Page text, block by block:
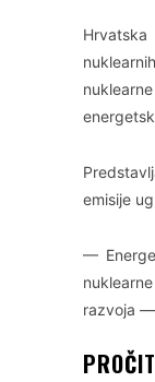
emisije
—
razvoja —